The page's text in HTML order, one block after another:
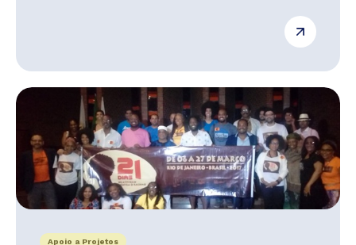
Apoio a Projetos